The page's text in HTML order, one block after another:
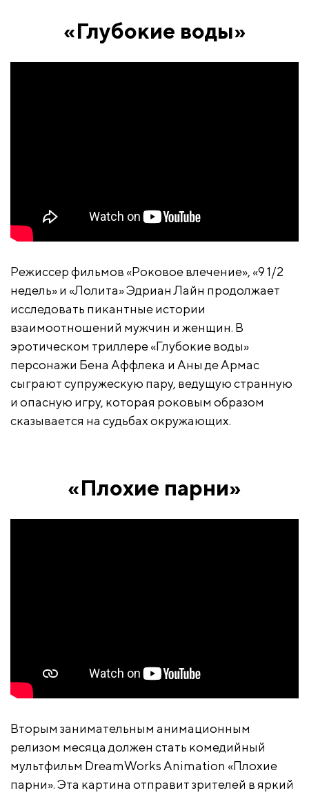
«Глубокие воды»
Режиссер фильмов «Роковое влечение», «9 1/2
недель» и «Лолита» Эдриан Лайн продолжает
исследовать пикантные истории
взаимоотношений мужчин и женщин. В
эротическом триллере «Глубокие воды»
персонажи Бена Аффлека и Аны де Армас
сыграют супружескую пару, ведущую странную
и опасную игру, которая роковым образом
сказывается на судьбах окружающих.
«Плохие парни»
Вторым занимательным анимационным
релизом месяца должен стать комедийный
мультфильм DreamWorks Animation «Плохие
парни». Эта картина отправит зрителей в яркий